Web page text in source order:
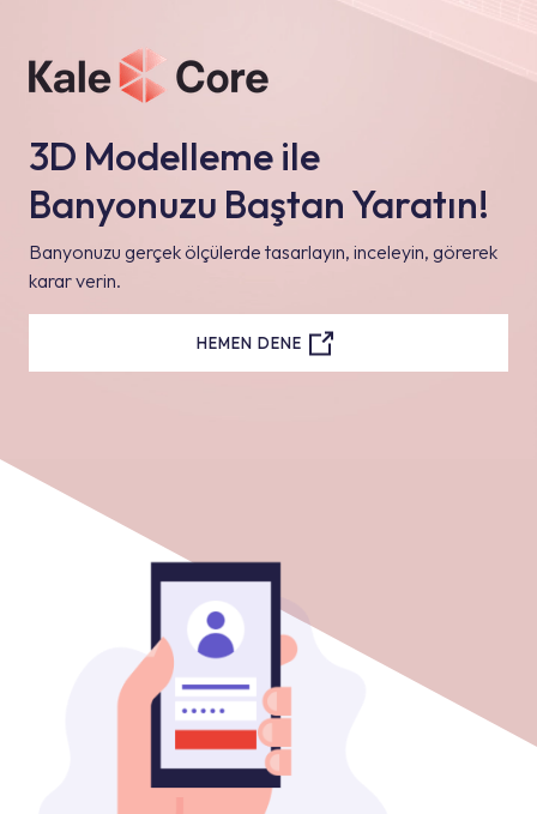
3D Modelleme ile
Banyonuzu Baştan Yaratın!
Banyonuzu gerçek ölçülerde tasarlayın, inceleyin, görerek
karar verin.
HEMEN DENE